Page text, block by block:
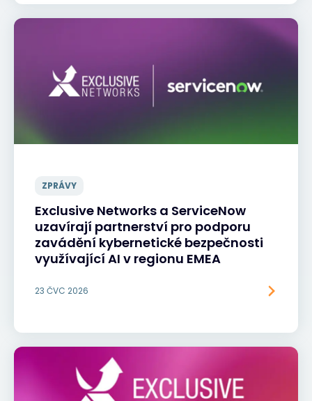
ZPRÁVY
Exclusive Networks a ServiceNow
uzavírají partnerství pro podporu
zavádění kybernetické bezpečnosti
využívající AI v regionu EMEA
23 ČVC 2026